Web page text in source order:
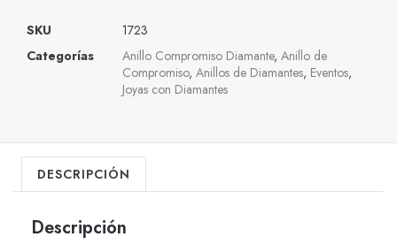
SKU
1723
Categorías
Anillo Compromiso Diamante, Anillo de
Compromiso, Anillos de Diamantes, Eventos,
Joyas con Diamantes
DESCRIPCIÓN
Descripción